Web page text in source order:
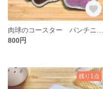
800円
残り1点